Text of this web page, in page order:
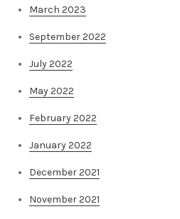
March 2023
September 2022
July 2022
May 2022
February 2022
January 2022
December 2021
November 2021